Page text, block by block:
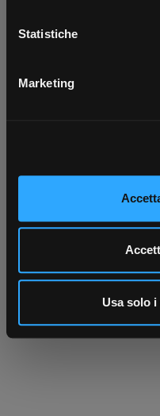
raccogliere
geografica, con
Identificare il tuo
Approfondisci come
dalla Dichiarazione sui
Utilizziamo i cookie per
analizzare il nostro
informazioni sul modo in
nostri partner che si
pubblicità e social
Statistiche
Marketing
Usa solo
Scarica ora
Scrivici
Parla con il tuo customer care